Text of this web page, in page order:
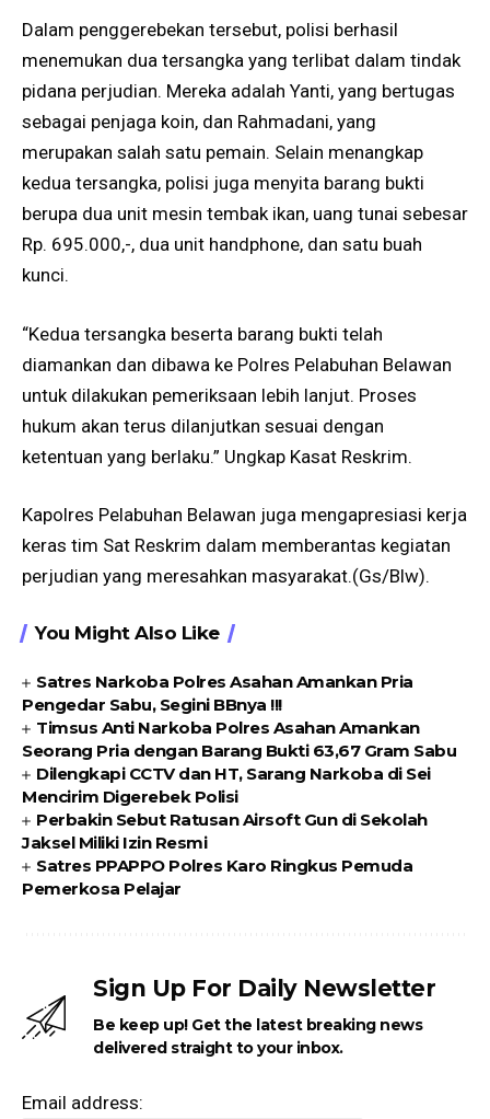
Dalam penggerebekan tersebut, polisi berhasil
menemukan dua tersangka yang terlibat dalam tindak
pidana perjudian. Mereka adalah Yanti, yang bertugas
sebagai penjaga koin, dan Rahmadani, yang
merupakan salah satu pemain. Selain menangkap
kedua tersangka, polisi juga menyita barang bukti
berupa dua unit mesin tembak ikan, uang tunai sebesar
Rp. 695.000,-, dua unit handphone, dan satu buah
kunci.
“Kedua tersangka beserta barang bukti telah
diamankan dan dibawa ke Polres Pelabuhan Belawan
untuk dilakukan pemeriksaan lebih lanjut. Proses
hukum akan terus dilanjutkan sesuai dengan
ketentuan yang berlaku.” Ungkap Kasat Reskrim.
Kapolres Pelabuhan Belawan juga mengapresiasi kerja
keras tim Sat Reskrim dalam memberantas kegiatan
perjudian yang meresahkan masyarakat.(Gs/Blw).
You Might Also Like
Satres Narkoba Polres Asahan Amankan Pria
Pengedar Sabu, Segini BBnya !!!
Timsus Anti Narkoba Polres Asahan Amankan
Seorang Pria dengan Barang Bukti 63,67 Gram Sabu
Dilengkapi CCTV dan HT, Sarang Narkoba di Sei
Mencirim Digerebek Polisi
Perbakin Sebut Ratusan Airsoft Gun di Sekolah
Jaksel Miliki Izin Resmi
Satres PPAPPO Polres Karo Ringkus Pemuda
Pemerkosa Pelajar
Sign Up For Daily Newsletter
Be keep up! Get the latest breaking news
delivered straight to your inbox.
Email address: